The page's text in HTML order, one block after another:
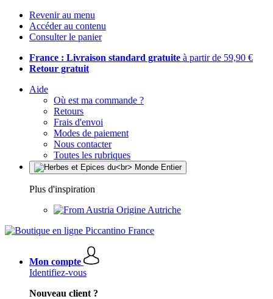
Revenir au menu
Accéder au contenu
Consulter le panier
France : Livraison standard gratuite à partir de 59,90 €
Retour gratuit
Aide
Où est ma commande ?
Retours
Frais d'envoi
Modes de paiement
Nous contacter
Toutes les rubriques
Plus d'inspiration
Origine Autriche
Mon compte
Identifiez-vous
Nouveau client ?